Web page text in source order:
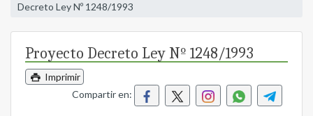
Decreto Ley Nº 1248/1993
Proyecto Decreto Ley Nº 1248/1993
Imprimir
Compartir en: